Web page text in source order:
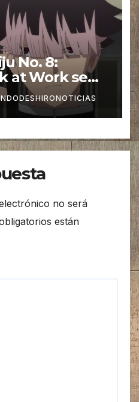
No. 8:
at Work se
no será
están